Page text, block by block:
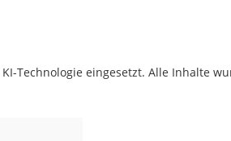
Technologie eingesetzt. Alle Inhalte